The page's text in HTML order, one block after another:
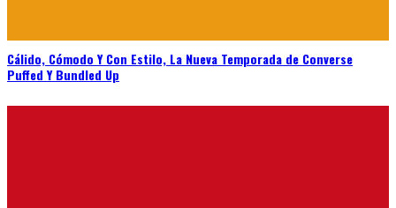
Cálido, Cómodo Y Con Estilo, La Nueva Temporada de Converse
Puffed Y Bundled Up